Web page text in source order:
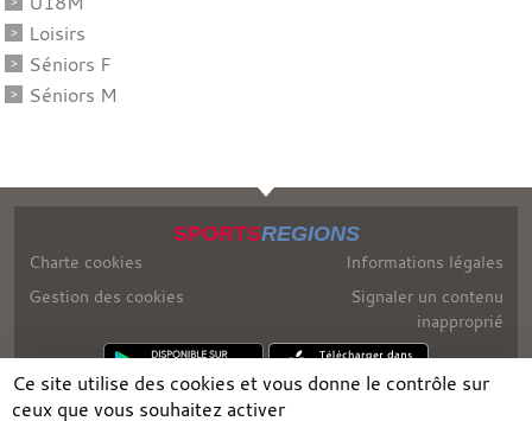
Loisirs
Séniors F
Séniors M
SPORTSREGIONS
Charte cookies
Gestion des cookies
Informations légales
Signaler un contenu
inapproprié
Ce site utilise des cookies et vous donne le contrôle sur
ceux que vous souhaitez activer